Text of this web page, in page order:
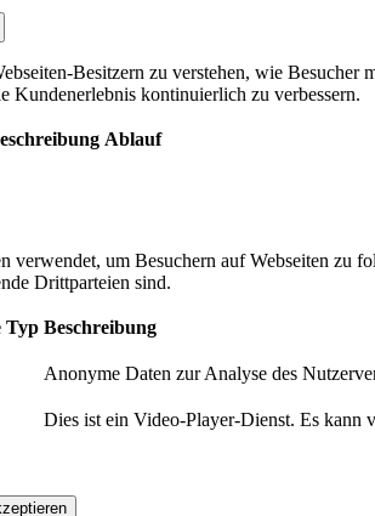
Besitzern zu verstehen, wie
Kundenerlebnis kontinuierlich zu verbessern.
Ablauf
verwendet, um Besuchern auf Webseiten zu
Drittparteien sind.
Typ Beschreibung
Anonyme Daten zur Analyse des
Dies ist ein Video-Player-Dienst. Es kann